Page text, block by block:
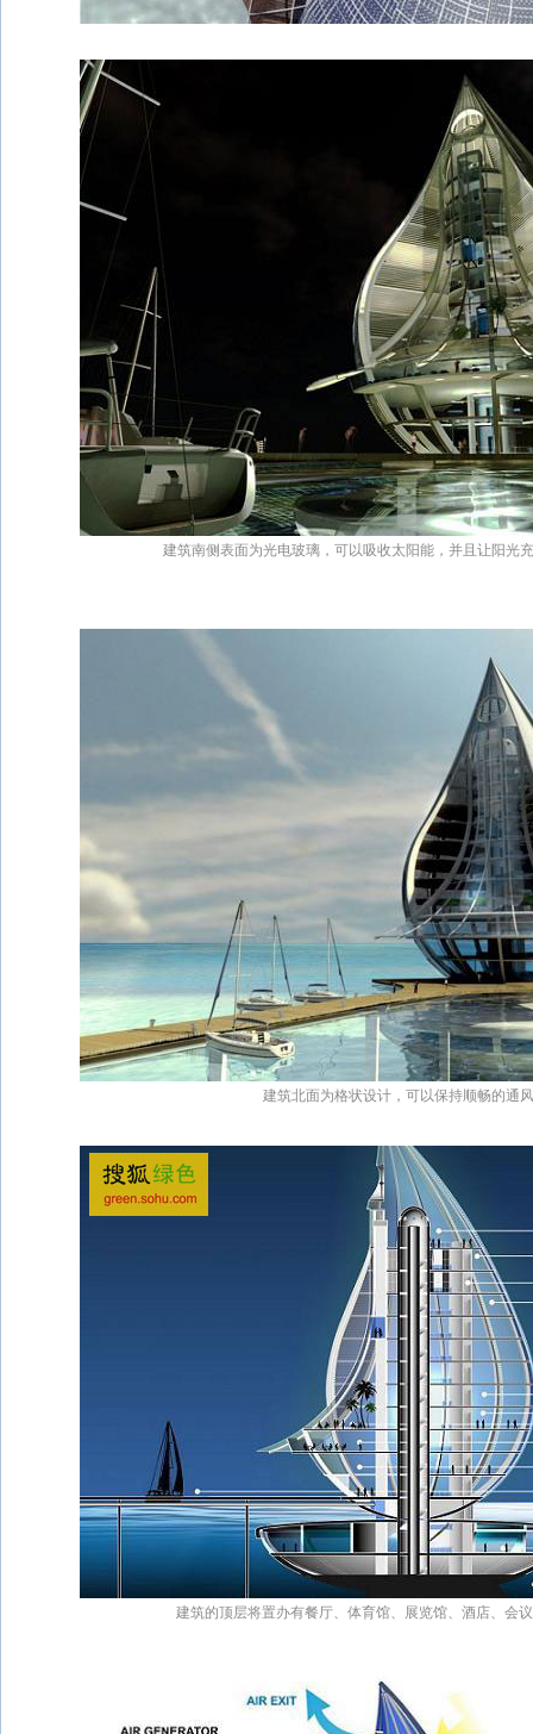
建筑南侧表面为光电玻璃，可以吸收太阳能，并且让阳光
建筑北面为格状设计，可以保持顺畅的通风
建筑的顶层将置办有餐厅、体育馆、展览馆、酒店、会